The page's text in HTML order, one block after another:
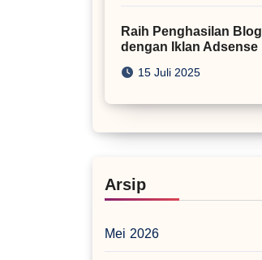
Raih Penghasilan Blog
dengan Iklan Adsense
15 Juli 2025
Arsip
Mei 2026